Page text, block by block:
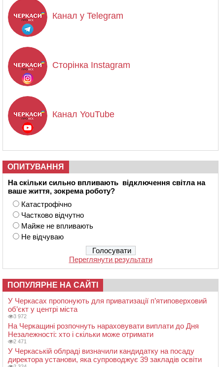
Канал у Telegram
Сторінка Instagram
Канал YouTube
ОПИТУВАННЯ
На скільки сильно впливають відключення світла на
ваше життя, зокрема роботу?
Катастрофічно
Частково відчутно
Майже не впливають
Не відчуваю
Переглянути результати
ПОПУЛЯРНЕ НА САЙТІ
У Черкасах пропонують для приватизації п’ятиповерховий
об’єкт у центрі міста
3 972
На Черкащині розпочнуть нараховувати виплати до Дня
Незалежності: хто і скільки може отримати
2 471
У Черкаській облраді визначили кандидатку на посаду
директора установи, яка супроводжує 39 закладів освіти